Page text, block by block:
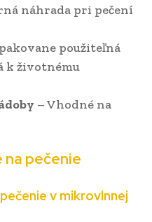
náhrada pri pečení
použiteľná
k životnému
– Vhodné na
pečenie
v mikrovlnnej